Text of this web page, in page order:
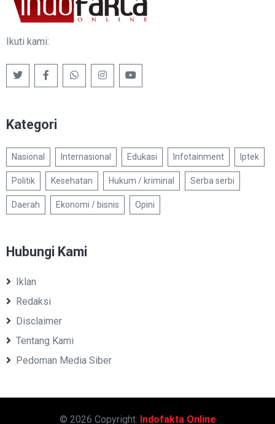
Ikuti kami:
Kategori
Nasional Internasional Edukasi Infotainment Iptek
Politik Kesehatan Hukum / kriminal Serba serbi
Daerah Ekonomi / bisnis Opini
Hubungi Kami
Iklan
Redaksi
Disclaimer
Tentang Kami
Pedoman Media Siber
© 2026 Copyright: Indofakta Online